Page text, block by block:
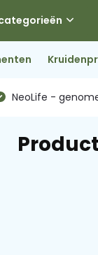
NeoLife -